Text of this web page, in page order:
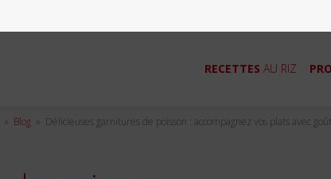
RECETTES AU RIZ
» Blog » Délicieuses garnitures de poisson : accompagnez vos plats avec goût